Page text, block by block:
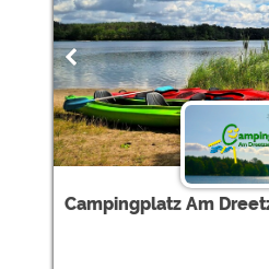
Campingplatz Am